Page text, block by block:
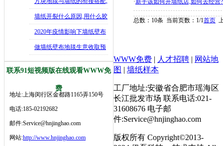
如何让
墙纸开裂什么原因,用什么胶
水修补
2020年疫情影响下墙纸壁布
生意
做墙纸壁布地毯生意收取预
付款是行
联系91短视频版在线观看WWW免
费
地址:上海闵行区金都路1165弄150号
电话:185-02192682
邮件:Service@hnjinghao.com
网站:http://www.hnjinghao.com
·新手该如何开墙纸店,如何去经营?
总数：10条 当前页数： 1/1首页
WWW免费 | 人才招聘 | 网站地
图 | 墙纸样本
工厂地址:安徽省合肥市瑶海区
长江批发市场 联系电话:021-
31608676 电子邮
件:Service@hnjinghao.com
版权所有 Copyright©2013-